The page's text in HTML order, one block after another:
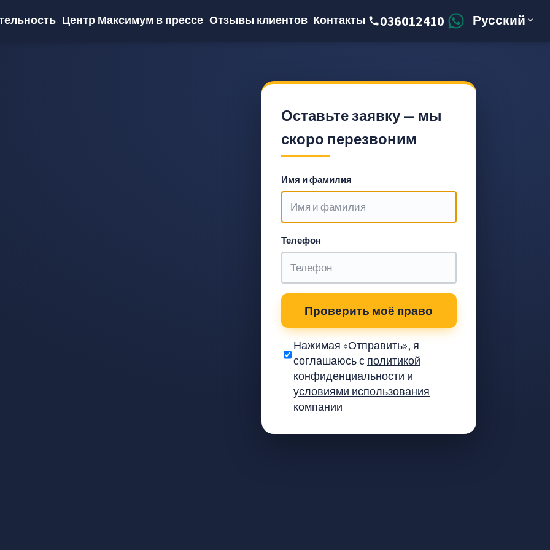
Центр Максимум в прессе Отзывы клиентов Контакты 036012410 Русский
Оставьте заявку — мы
скоро перезвоним
Имя и фамилия
Телефон
Проверить моё право
Нажимая «Отправить», я
соглашаюсь с политикой
конфиденциальности и
условиями использования
компании
кому положены выплаты и как